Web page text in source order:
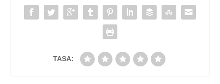
TASA: